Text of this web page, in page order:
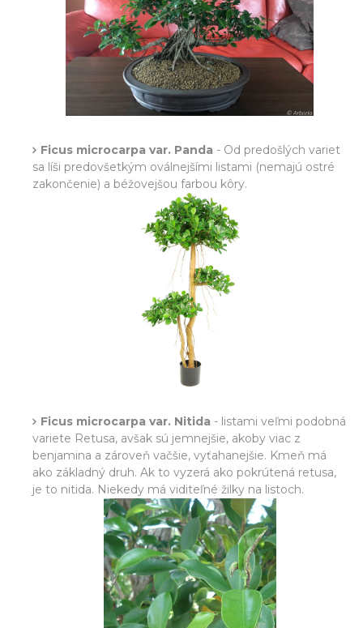
Ficus microcarpa var. Panda - Od predošlých variet
sa líši predovšetkým oválnejšími listami (nemajú ostré
zakončenie) a béžovejšou farbou kôry.
Ficus microcarpa var. Nitida - listami veľmi podobná
variete Retusa, avšak sú jemnejšie, akoby viac z
benjamina a zároveň vačšie, vyťahanejšie. Kmeň má
ako základný druh. Ak to vyzerá ako pokrútená retusa,
je to nitida. Niekedy má viditeľné žilky na listoch.